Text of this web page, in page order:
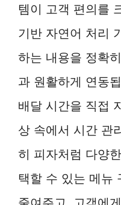
템이 고객 편의를
기반 자연어 처리
하는 내용을 정확
과 원활하게 연동
배달 시간을 직접
상 속에서 시간 관
히 피자처럼 다양
택할 수 있는 메뉴